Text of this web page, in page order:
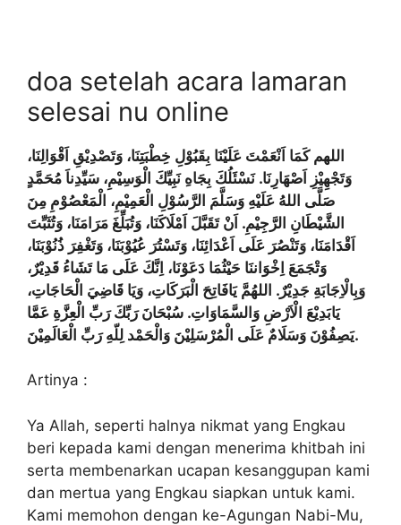
doa setelah acara lamaran
selesai nu online
اللهم كَمَا اَنْعَمْتَ عَلَيْنَا بِقَبُوْلِ خِطْبَتِنَا، وَتَصْدِيْقِ اَقْوَالِنَا،
وَتَجْهِيْزِ اَصْهَارِنَا. نَسْئَلُكَ بِجَاهِ نَبِيِّكَ الْوَسِيْمِ، سَيِّدِناَ مُحَمَّدٍ
صَلَّى اللهُ عَلَيْهِ وَسَلَّمَ الرَّسُوْلِ الْعَمِيْمِ، الْمَعْصُوْمِ مِنَ
الشَّيْطَانِ الرَّجِيْمِ. اَنْ تَقَبَّلَ اَمْلَاكَنَا، وَتُبَلِّغَ مَرَامَنَا، وَتُثَبِّتَ
اَقْدَامَنَا، وَتَنْصُرَ عَلَى اَعْدَائِنَا، وَتَسْتُرَ عُيُوْبَنَا، وَتَغْفِرَ ذُنُوْبَنَا،
وَتْجَمَعَ اِخْوَاننَا حَيْثُمَا دَعَوْنَا، اِنَّكَ عَلَى مَا تَشَاءُ قَدِيْرٌ،
وَبِالْاِجَابَةِ جَدِيْرٌ. اللهُمَّ يَافَاتِحَ الْبَرَكَاتِ، وَيَا قَاضِيَ الْحَاجَاتِ،
يَابَدِيْعَ الْاَرْضِ وَالسَّمَاوَاتِ. سُبْحَانَ رَبِّكَ رَبِّ الْعِزَّةِ عَمَّا
يَصِفُوْنَ وَسَلَامٌ عَلَى الْمُرْسَلِيْنَ وَالْحَمْد لِلّهِ رَبِّ الْعَالَمِيْنَ.
Artinya :
Ya Allah, seperti halnya nikmat yang Engkau
beri kepada kami dengan menerima khitbah ini
serta membenarkan ucapan kesanggupan kami
dan mertua yang Engkau siapkan untuk kami.
Kami memohon dengan ke-Agungan Nabi-Mu,